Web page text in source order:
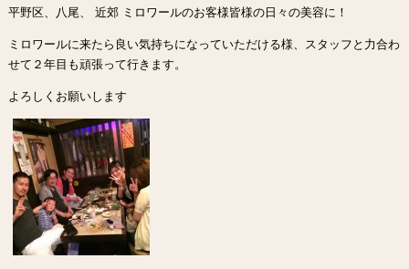
平野区、八尾、 近郊 ミロワールのお客様皆様の日々の美容に！
ミロワールに来たら良い気持ちになっていただける様、スタッフと力合わ
せて２年目も頑張って行きます。
よろしくお願いします